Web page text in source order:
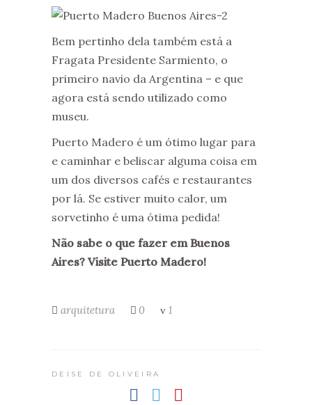
Bem pertinho dela também está a
Fragata Presidente Sarmiento, o
primeiro navio da Argentina – e que
agora está sendo utilizado como
museu.
Puerto Madero é um ótimo lugar para
e caminhar e beliscar alguma coisa em
um dos diversos cafés e restaurantes
por lá. Se estiver muito calor, um
sorvetinho é uma ótima pedida!
Não sabe o que fazer em Buenos
Aires? Visite Puerto Madero!
arquitetura 0 1
DEISE DE OLIVEIRA